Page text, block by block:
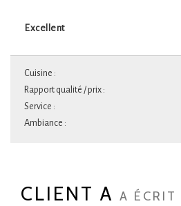
Excellent
Cuisine :
Rapport qualité / prix :
Service :
Ambiance :
CLIENT A A ÉCRIT